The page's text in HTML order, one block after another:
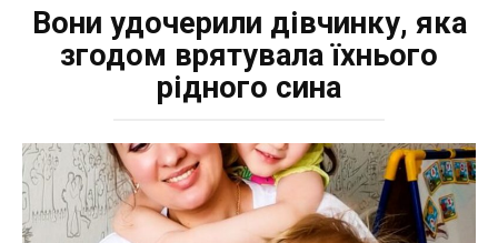
Вони удочерили дівчинку, яка
згодом врятувала їхнього
рідного сина